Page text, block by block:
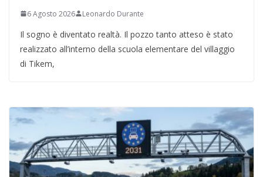
6 Agosto 2026 Leonardo Durante
Il sogno è diventato realtà. Il pozzo tanto atteso è stato
realizzato all’interno della scuola elementare del villaggio
di Tikem,